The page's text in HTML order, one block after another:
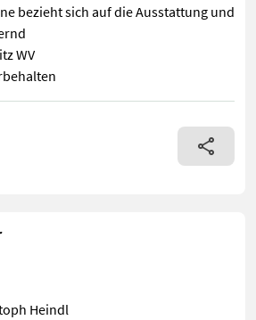
bezieht sich auf die Ausstattung und
WV
2 Kreisel Schwadtuch Schwadbreite
Heindl